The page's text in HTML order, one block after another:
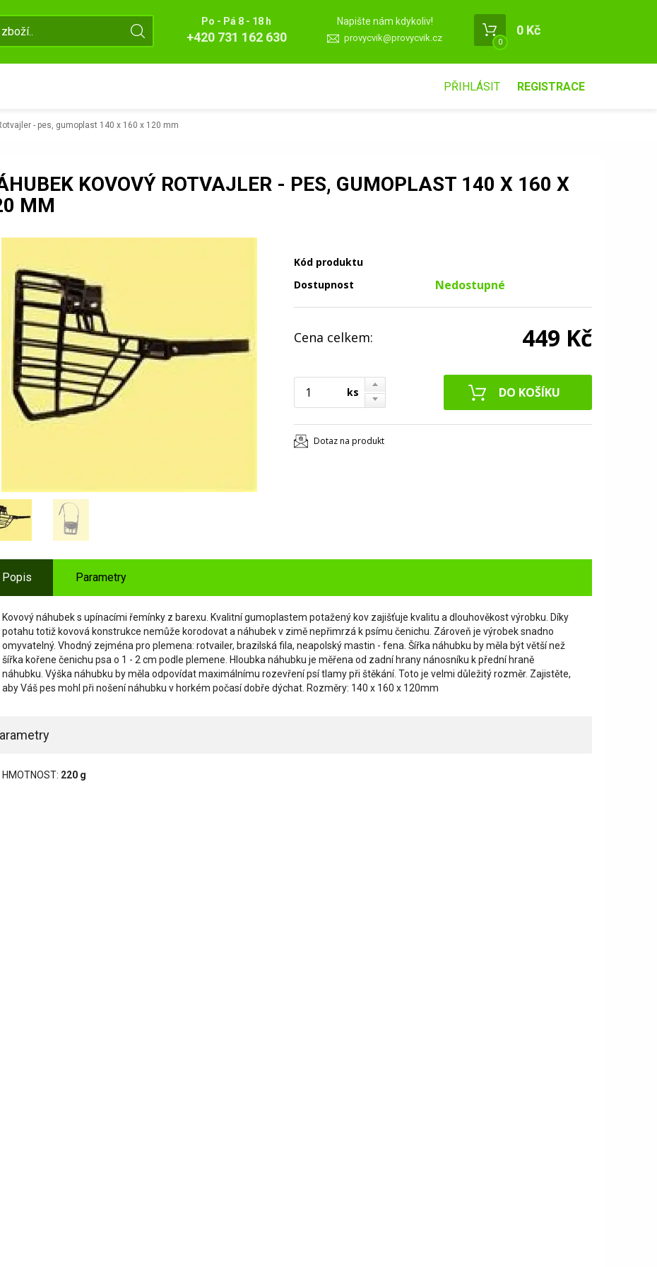
Po - Pá 8 - 18 h
+420 731 162 630
Napište nám kdykoliv!
provycvik@provycvik.cz 0
0 Kč
PŘIHLÁSIT REGISTRACE
- pes, gumoplast 140 x 160 x 120 mm
KOVOVÝ ROTVAJLER - PES, GUMOPLAST 140 X 160 X
MM
Kód produktu
Dostupnost
Nedostupné
Cena celkem: 449 Kč
ks
Dotaz na produkt
Popis Parametry
Kovový náhubek s upínacími řemínky z barexu. Kvalitní gumoplastem potažený kov zajišťuje kvalitu a dlouhověkost výrobku. Díky
potahu totiž kovová konstrukce nemůže korodovat a náhubek v zimě nepřimrzá k psímu čenichu. Zároveň je výrobek snadno
omyvatelný. Vhodný zejména pro plemena: rotvailer, brazilská fila, neapolský mastin - fena. Šířka náhubku by měla být větší než
šířka kořene čenichu psa o 1 - 2 cm podle plemene. Hloubka náhubku je měřena od zadní hrany nánosníku k přední hraně
náhubku. Výška náhubku by měla odpovídat maximálnímu rozevření psí tlamy při štěkání. Toto je velmi důležitý rozměr. Zajistěte,
aby Váš pes mohl při nošení náhubku v horkém počasí dobře dýchat. Rozměry: 140 x 160 x 120mm
HMOTNOST: 220 g